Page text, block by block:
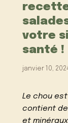
votre
santé !
janvier 10,
Le chou
contient
et